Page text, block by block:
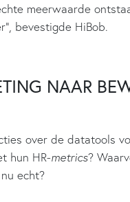
meerwaarde
bevestigde HiBob.
NAAR
over de datatools
hun HR-metrics?
echt?